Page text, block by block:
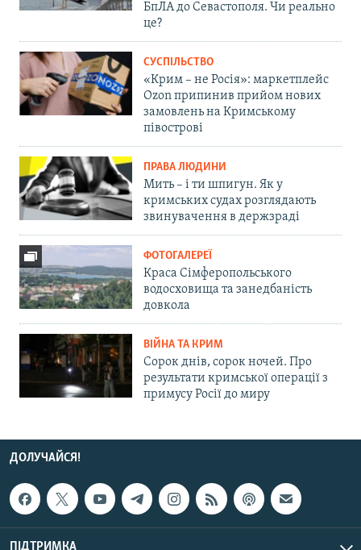
БпЛА до Севастополя. Чи реально
це?
СУСПІЛЬСТВО
«Крим – не Росія»: маркетплейс
Ozon припинив прийом нових
замовлень на Кримському
півострові
ПРАВА ЛЮДИНИ
Мить – і ти шпигун. Як у
кримських судах розглядають
звинувачення в держзраді
ФОТОГАЛЕРЕЇ
Краса Сімферопольського
водосховища та занедбаність
довкола
ВІЙНА ТА КРИМ
Сорок днів, сорок ночей. Про
результати кримської операції з
примусу Росії до миру
ДОЛУЧАЙСЯ!
ПІДТРИМКА